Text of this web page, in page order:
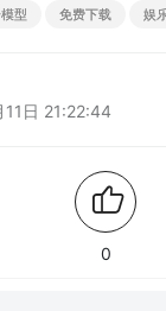
型 免费下载 娱
11日 21:22:44
0